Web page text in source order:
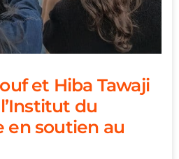
et Hiba Tawaji
du
en soutien au